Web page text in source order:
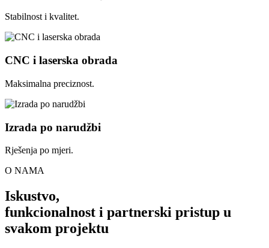
Stabilnost i kvalitet.
CNC i laserska obrada
Maksimalna preciznost.
Izrada po narudžbi
Rješenja po mjeri.
O NAMA
Iskustvo,
funkcionalnost i partnerski pristup u
svakom projektu